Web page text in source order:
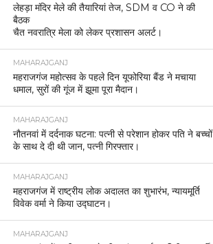
लेहड़ा मंदिर मेले की तैयारियां तेज, SDM व CO ने की
बैठक
चैत नवरात्रि मेला को लेकर प्रशासन अलर्ट।
MAHARAJGANJ
महराजगंज महोत्सव के पहले दिन यूफोरिया बैंड ने मचाया
धमाल, सुरों की गूंज में झूमा पूरा मैदान।
MAHARAJGANJ
नौतनवां में दर्दनाक घटना: पत्नी से परेशान होकर पति ने बच्चों
के साथ दे दी थी जान, पत्नी गिरफ्तार।
MAHARAJGANJ
महराजगंज में राष्ट्रीय लोक अदालत का शुभारंभ, न्यायमूर्ति
विवेक वर्मा ने किया उद्घाटन।
MAHARAJGANJ